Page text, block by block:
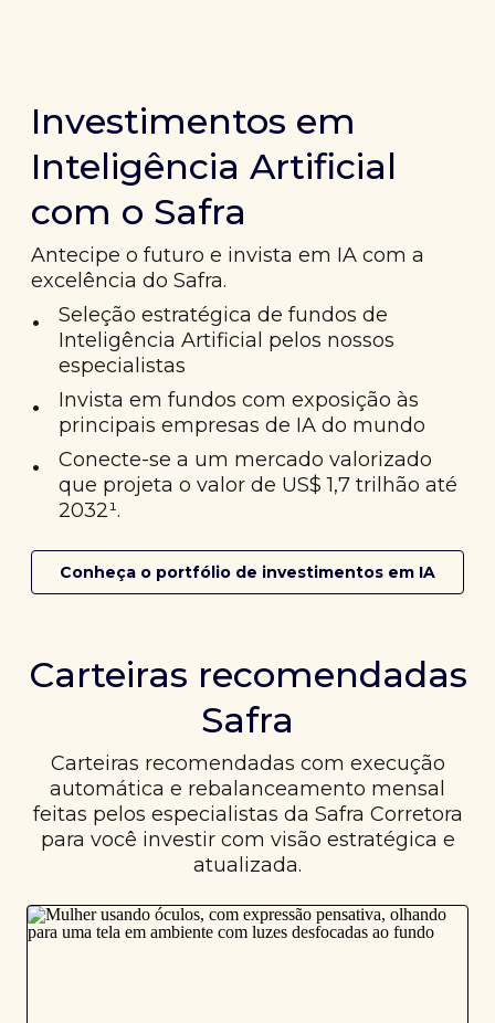
Investimentos em
Inteligência Artificial
com o Safra
Antecipe o futuro e invista em IA com a
excelência do Safra.
•
Seleção estratégica de fundos de
Inteligência Artificial pelos nossos
especialistas
•
Invista em fundos com exposição às
principais empresas de IA do mundo
•
Conecte-se a um mercado valorizado
que projeta o valor de US$ 1,7 trilhão até
2032¹.
Conheça o portfólio de investimentos em IA
Carteiras recomendadas
Safra
Carteiras recomendadas com execução
automática e rebalanceamento mensal
feitas pelos especialistas da Safra Corretora
para você investir com visão estratégica e
atualizada.